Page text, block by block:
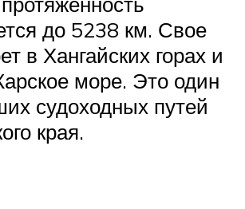
до 5238 км. Свое
в Хангайских горах и
море. Это один
судоходных путей
края.